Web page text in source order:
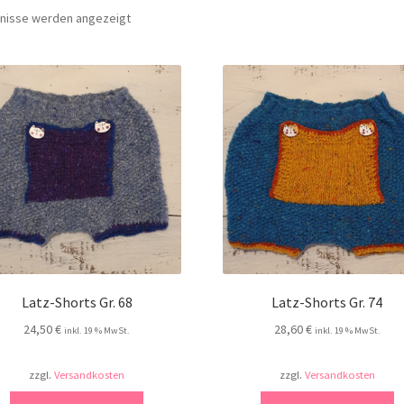
werden angezeigtNach
Latz-Shorts Gr. 68
24,50€ inkl. 19 % MwSt.
zzgl.Versandkosten
Latz-Shorts Gr. 74
28,60€ inkl. 19 % MwSt.
zzgl. Versandkosten